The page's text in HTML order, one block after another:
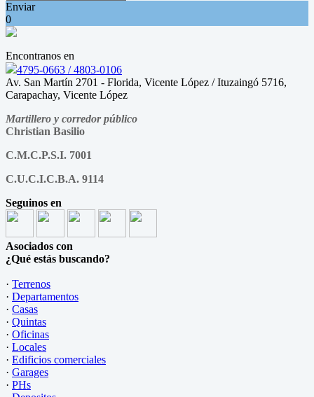
Enviar
0
Encontranos en
4795-0663 / 4803-0106
Av. San Martín 2701 - Florida, Vicente López / Ituzaingó 5716,
Carapachay, Vicente López
Martillero y corredor público
Christian Basilio
C.M.C.P.S.I. 7001
C.U.C.I.C.B.A. 9114
Seguinos en
Asociados con
¿Qué estás buscando?
· Terrenos
· Departamentos
· Casas
· Quintas
· Oficinas
· Locales
· Edificios comerciales
· Garages
· PHs